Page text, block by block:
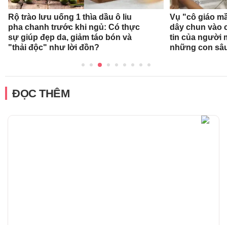
Rộ trào lưu uống 1 thìa dầu ô liu
pha chanh trước khi ngủ: Có thực
sự giúp đẹp da, giảm táo bón và
"thải độc" như lời đồn?
Vụ "cô giáo
dây chun vào
tin của người
những con
ĐỌC THÊM